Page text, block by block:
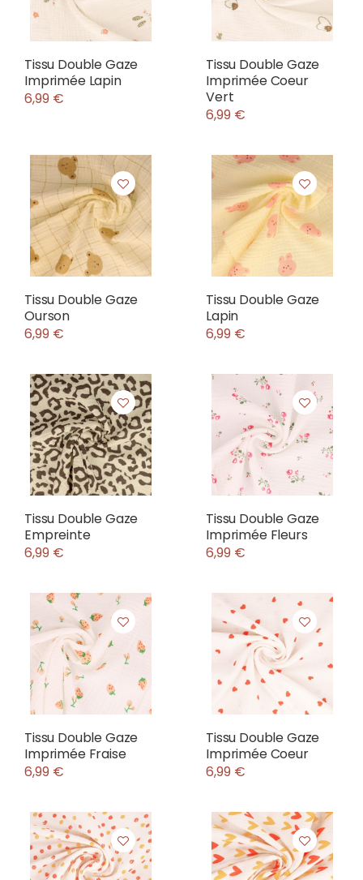
Tissu Double Gaze
Imprimée Lapin
6,99 €
Tissu Double Gaze
Imprimée Coeur
Vert
6,99 €
Tissu Double Gaze
Ourson
6,99 €
Tissu Double Gaze
Lapin
6,99 €
Tissu Double Gaze
Empreinte
6,99 €
Tissu Double Gaze
Imprimée Fleurs
6,99 €
Tissu Double Gaze
Imprimée Fraise
6,99 €
Tissu Double Gaze
Imprimée Coeur
6,99 €